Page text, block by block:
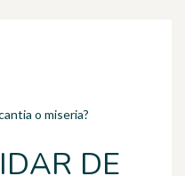
o miseria?
DE